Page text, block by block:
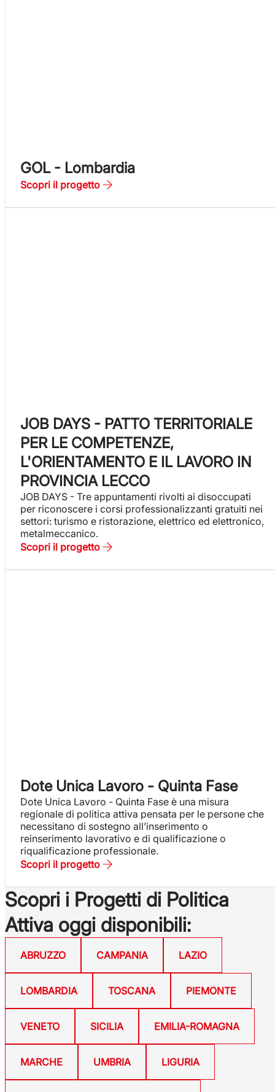
GOL - Lombardia
Scopri il progetto
JOB DAYS - PATTO TERRITORIALE
PER LE COMPETENZE,
L'ORIENTAMENTO E IL LAVORO IN
PROVINCIA LECCO
JOB DAYS - Tre appuntamenti rivolti ai disoccupati
per riconoscere i corsi professionalizzanti gratuiti nei
settori: turismo e ristorazione, elettrico ed elettronico,
metalmeccanico.
Scopri il progetto
Dote Unica Lavoro - Quinta Fase
Dote Unica Lavoro - Quinta Fase è una misura
regionale di politica attiva pensata per le persone che
necessitano di sostegno all’inserimento o
reinserimento lavorativo e di qualificazione o
riqualificazione professionale.
Scopri il progetto
Scopri i Progetti di Politica
Attiva oggi disponibili:
ABRUZZO CAMPANIA LAZIO
LOMBARDIA TOSCANA PIEMONTE
VENETO SICILIA EMILIA-ROMAGNA
MARCHE UMBRIA LIGURIA